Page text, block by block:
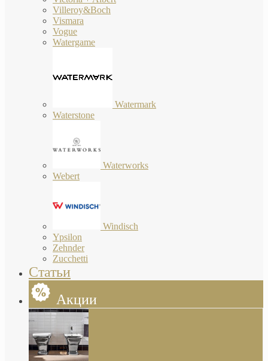
Villeroy&Boch
Vismara
Vogue
Watergame
Watermark
Waterstone
Waterworks
Webert
Windisch
Ypsilon
Zehnder
Zucchetti
Статьи
Акции